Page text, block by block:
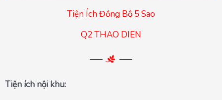
Tiện Ích Đồng Bộ 5 Sao
Q2 THAO DIEN
Tiện ích nội khu: